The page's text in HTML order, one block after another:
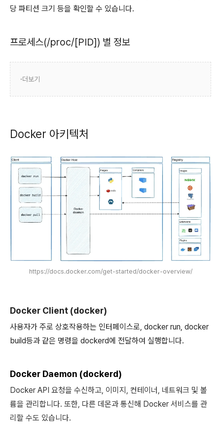
당 파티션 크기 등을 확인할 수 있습니다.
프로세스(/proc/[PID]) 별 정보
더보기
Docker 아키텍처
https://docs.docker.com/get-started/docker-overview/
Docker Client (docker)
사용자가 주로 상호작용하는 인터페이스로, docker run, docker
build등과 같은 명령을 dockerd에 전달하여 실행합니다.
Docker Daemon (dockerd)
Docker API 요청을 수신하고, 이미지, 컨테이너, 네트워크 및 볼
륨을 관리합니다. 또한, 다른 데몬과 통신해 Docker 서비스를 관
리할 수도 있습니다.